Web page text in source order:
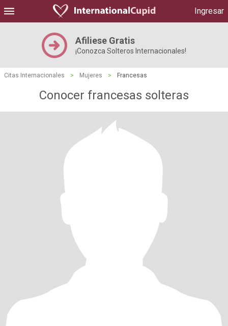
Ingresar
Afiliese Gratis
¡Conozca Solteros Internacionales!
Citas Internacionales > Mujeres > Francesas
Conocer francesas solteras